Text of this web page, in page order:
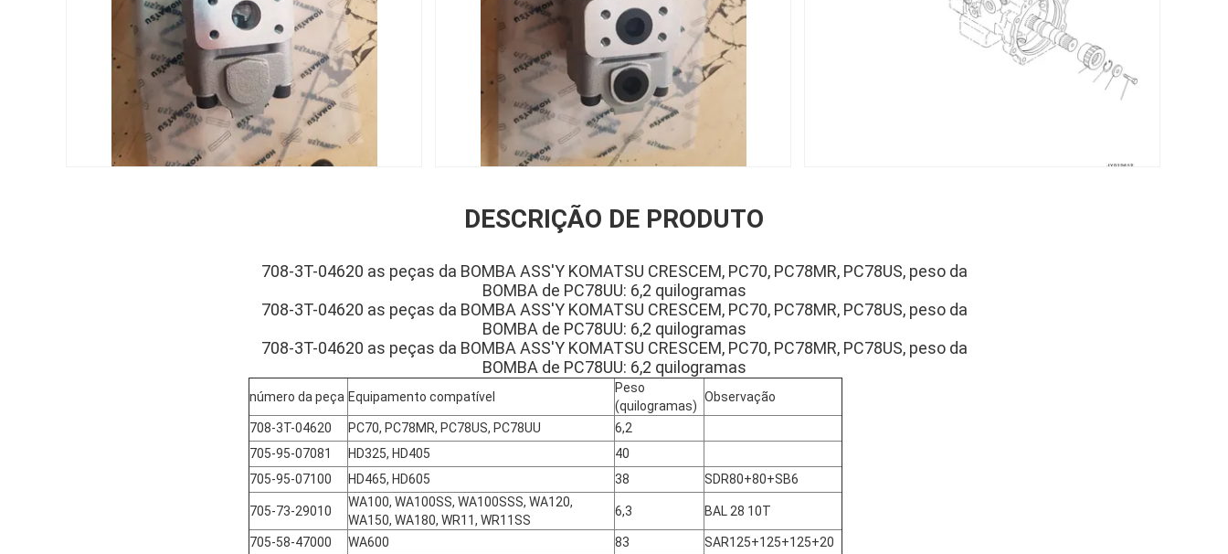
DESCRIÇÃO DE PRODUTO
708-3T-04620 as peças da BOMBA ASS'Y KOMATSU CRESCEM, PC70, PC78MR, PC78US, peso da
BOMBA de PC78UU: 6,2 quilogramas
708-3T-04620 as peças da BOMBA ASS'Y KOMATSU CRESCEM, PC70, PC78MR, PC78US, peso da
BOMBA de PC78UU: 6,2 quilogramas
708-3T-04620 as peças da BOMBA ASS'Y KOMATSU CRESCEM, PC70, PC78MR, PC78US, peso da
BOMBA de PC78UU: 6,2 quilogramas
número da peça Equipamento compatível
Peso
(quilogramas)
Observação
708-3T-04620 PC70, PC78MR, PC78US, PC78UU
6,2
705-95-07081
HD325, HD405
40
705-95-07100
HD465, HD605 38 SDR80+80+SB6
705-73-29010
WA100, WA100SS, WA100SSS, WA120,
WA150, WA180, WR11, WR11SS
6,3 BAL 28 10T
705-58-47000 WA600 83
SAR125+125+125+20